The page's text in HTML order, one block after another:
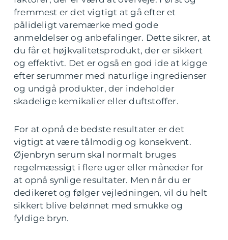
fremmest er det vigtigt at gå efter et
pålideligt varemærke med gode
anmeldelser og anbefalinger. Dette sikrer, at
du får et højkvalitetsprodukt, der er sikkert
og effektivt. Det er også en god ide at kigge
efter serummer med naturlige ingredienser
og undgå produkter, der indeholder
skadelige kemikalier eller duftstoffer.
For at opnå de bedste resultater er det
vigtigt at være tålmodig og konsekvent.
Øjenbryn serum skal normalt bruges
regelmæssigt i flere uger eller måneder for
at opnå synlige resultater. Men når du er
dedikeret og følger vejledningen, vil du helt
sikkert blive belønnet med smukke og
fyldige bryn.